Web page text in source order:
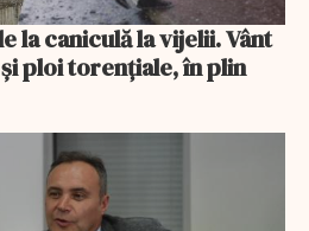
la caniculă la vijelii. Vânt
ploi torențiale, în plin